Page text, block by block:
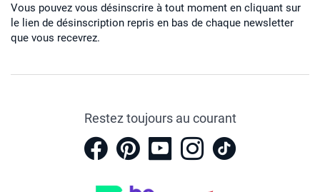
Vous pouvez vous désinscrire à tout moment en cliquant sur
le lien de désinscription repris en bas de chaque newsletter
que vous recevrez.
Restez toujours au courant